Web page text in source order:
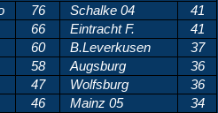
76 Schalke 04 41
66 Eintracht F. 41
60 B.Leverkusen 37
58 Augsburg 36
47 Wolfsburg 36
46 Mainz 05 34